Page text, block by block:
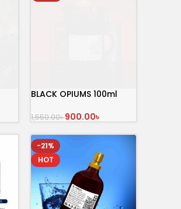
BLACK OPIUMS 100ml
1,550.00৳900.00৳
অর্ডার করুন
-21%
HOT